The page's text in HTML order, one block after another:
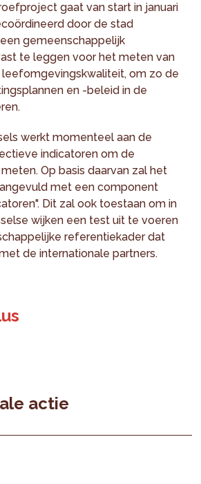
gaat van start in januari
door de stad
gemeenschappelijk
te leggen voor het meten van
om zo de
en -beleid in de
werkt momenteel aan de
indicatoren om de
Op basis daarvan zal het
met een component
Dit zal ook toestaan om in
wijken een test uit te voeren
referentiekader dat
de internationale partners.
actie